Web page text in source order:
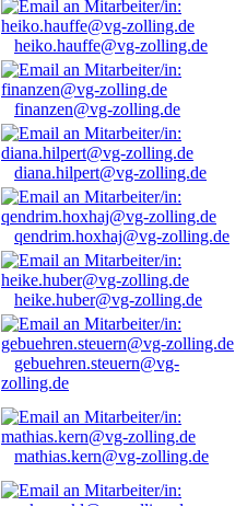
heiko.hauffe@vg-zolling.de
finanzen@vg-zolling.de
diana.hilpert@vg-zolling.de
qendrim.hoxhaj@vg-zolling.de
heike.huber@vg-zolling.de
gebuehren.steuern@vg-
zolling.de
mathias.kern@vg-zolling.de